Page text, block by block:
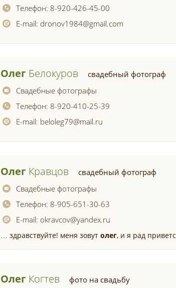
Телефон: 8-920-426-45-00
E-mail: dronov1984@gmail.com
Олег Белокуров
свадебный фотограф
Свадебные фотографы
Телефон: 8-920-410-25-39
E-mail: beloleg79@mail.ru
Олег Кравцов
свадебный фотограф
Свадебные фотографы
Телефон: 8-905-651-30-63
E-mail: okravcov@yandex.ru
… здравствуйте! меня зовутолег, и я рад
Олег Когтев
фото на свадьбу